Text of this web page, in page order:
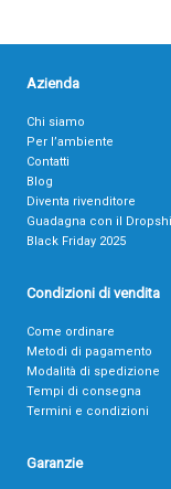
Azienda
Chi siamo
Per l’ambiente
Contatti
Blog
Diventa rivenditore
Guadagna con il
Black Friday 2025
Condizioni di vendita
Come ordinare
Metodi di pagamento
Modalità di spedizione
Tempi di consegna
Termini e condizioni
Garanzie